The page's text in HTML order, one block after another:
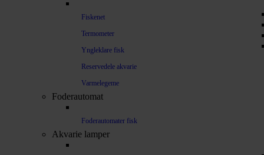
Fiskenet
Termometer
Yngleklare fisk
Reservedele akvarie
Varmelegeme
Foderautomat
Foderautomater fisk
Akvarie lamper